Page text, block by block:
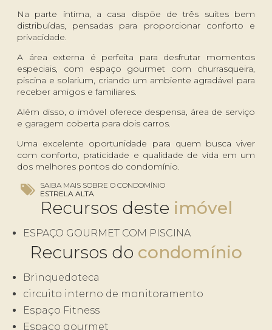
Na parte íntima, a casa dispõe de três suítes bem
distribuídas, pensadas para proporcionar conforto e
privacidade.
A área externa é perfeita para desfrutar momentos
especiais, com espaço gourmet com churrasqueira,
piscina e solarium, criando um ambiente agradável para
receber amigos e familiares.
Além disso, o imóvel oferece despensa, área de serviço
e garagem coberta para dois carros.
Uma excelente oportunidade para quem busca viver
com conforto, praticidade e qualidade de vida em um
dos melhores pontos do condomínio.
SAIBA MAIS SOBRE O CONDOMÍNIO
ESTRELA ALTA
Recursos deste
ESPAÇO GOURMET COM PISCINA
Recursos do
Brinquedoteca
circuito interno de monitoramento
Espaço Fitness
Espaço gourmet